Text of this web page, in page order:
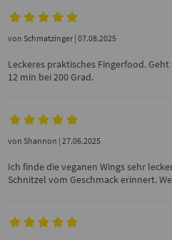
vonSchmatzinger | 07.08.2025
Leckeres praktisches Fingerfood.
12 min bei 200 Grad.
vonShannon | 27.06.2025
Ich finde die veganen Wings sehr
Schnitzel vom Geschmack erinnert.